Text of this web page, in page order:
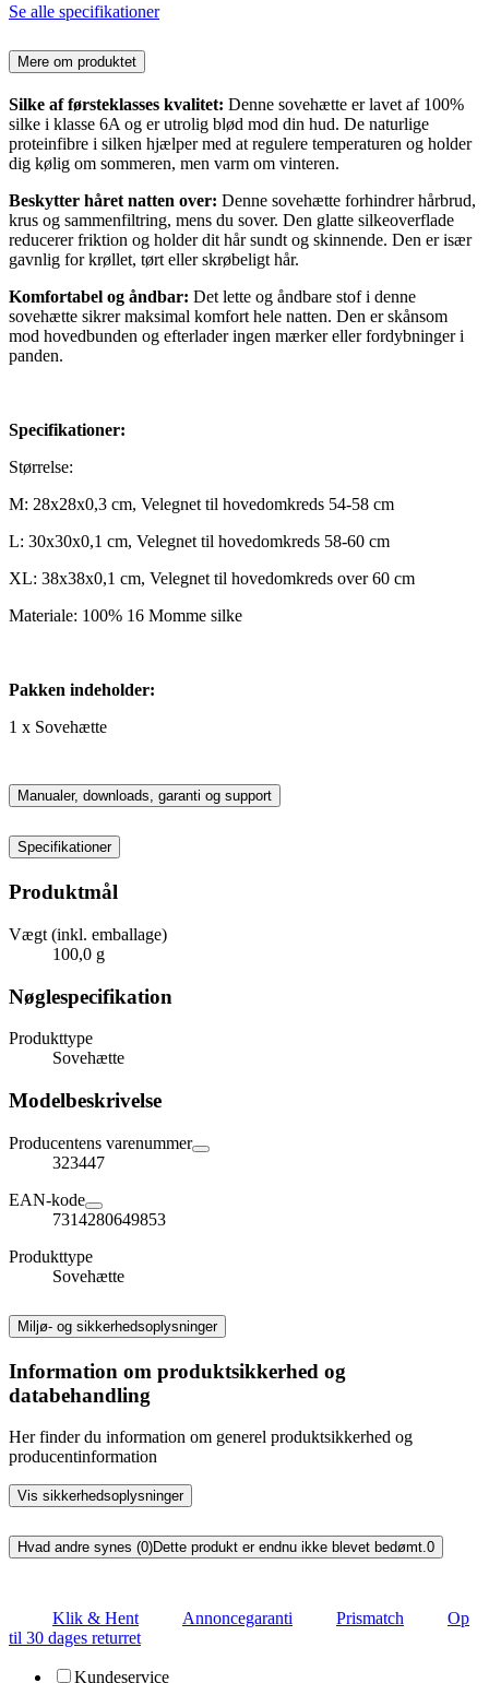
Se alle specifikationer
Mere om produktet
Silke af førsteklasses kvalitet: Denne sovehætte er lavet af 100%
silke i klasse 6A og er utrolig blød mod din hud. De naturlige
proteinfibre i silken hjælper med at regulere temperaturen og holder
dig kølig om sommeren, men varm om vinteren.
Beskytter håret natten over: Denne sovehætte forhindrer hårbrud,
krus og sammenfiltring, mens du sover. Den glatte silkeoverflade
reducerer friktion og holder dit hår sundt og skinnende. Den er især
gavnlig for krøllet, tørt eller skrøbeligt hår.
Komfortabel og åndbar: Det lette og åndbare stof i denne
sovehætte sikrer maksimal komfort hele natten. Den er skånsom
mod hovedbunden og efterlader ingen mærker eller fordybninger i
panden.
Specifikationer:
Størrelse:
M: 28x28x0,3 cm, Velegnet til hovedomkreds 54-58 cm
L: 30x30x0,1 cm, Velegnet til hovedomkreds 58-60 cm
XL: 38x38x0,1 cm, Velegnet til hovedomkreds over 60 cm
Materiale: 100% 16 Momme silke
Pakken indeholder:
1 x Sovehætte
Manualer, downloads, garanti og support
Specifikationer
Produktmål
Vægt (inkl. emballage)
100,0 g
Nøglespecifikation
Produkttype
Sovehætte
Modelbeskrivelse
Producentens varenummer
323447
EAN-kode
7314280649853
Produkttype
Sovehætte
Miljø- og sikkerhedsoplysninger
Information om produktsikkerhed og
databehandling
Her finder du information om generel produktsikkerhed og
producentinformation
Vis sikkerhedsoplysninger
Hvad andre synes (0)Dette produkt er endnu ikke blevet bedømt.0
Klik & Hent Annoncegaranti Prismatch
Op
til 30 dages returret
Kundeservice